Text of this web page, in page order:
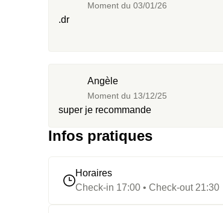
Moment du 03/01/26
.dr
Angèle
Moment du 13/12/25
super je recommande
Infos pratiques
Horaires
Check-in 17:00 • Check-out 21:30